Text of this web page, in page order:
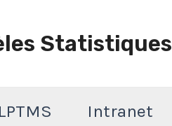
Statistiques
Intranet